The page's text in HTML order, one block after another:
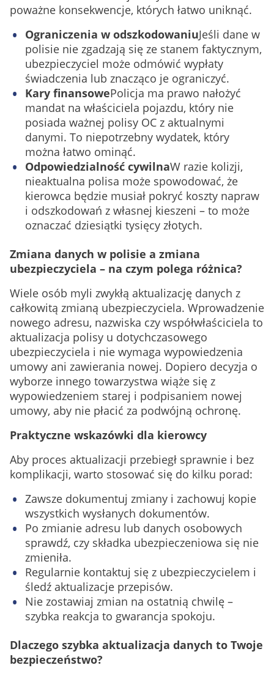
poważne konsekwencje, których łatwo uniknąć.
Ograniczenia w odszkodowaniuJeśli dane w
polisie nie zgadzają się ze stanem faktycznym,
ubezpieczyciel może odmówić wypłaty
świadczenia lub znacząco je ograniczyć.
Kary finansowePolicja ma prawo nałożyć
mandat na właściciela pojazdu, który nie
posiada ważnej polisy OC z aktualnymi
danymi. To niepotrzebny wydatek, który
można łatwo ominąć.
Odpowiedzialność cywilnaW razie kolizji,
nieaktualna polisa może spowodować, że
kierowca będzie musiał pokryć koszty napraw
i odszkodowań z własnej kieszeni – to może
oznaczać dziesiątki tysięcy złotych.
Zmiana danych w polisie a zmiana
ubezpieczyciela – na czym polega różnica?
Wiele osób myli zwykłą aktualizację danych z
całkowitą zmianą ubezpieczyciela. Wprowadzenie
nowego adresu, nazwiska czy współwłaściciela to
aktualizacja polisy u dotychczasowego
ubezpieczyciela i nie wymaga wypowiedzenia
umowy ani zawierania nowej. Dopiero decyzja o
wyborze innego towarzystwa wiąże się z
wypowiedzeniem starej i podpisaniem nowej
umowy, aby nie płacić za podwójną ochronę.
Praktyczne wskazówki dla kierowcy
Aby proces aktualizacji przebiegł sprawnie i bez
komplikacji, warto stosować się do kilku porad:
Zawsze dokumentuj zmiany i zachowuj kopie
wszystkich wysłanych dokumentów.
Po zmianie adresu lub danych osobowych
sprawdź, czy składka ubezpieczeniowa się nie
zmieniła.
Regularnie kontaktuj się z ubezpieczycielem i
śledź aktualizacje przepisów.
Nie zostawiaj zmian na ostatnią chwilę –
szybka reakcja to gwarancja spokoju.
Dlaczego szybka aktualizacja danych to Twoje
bezpieczeństwo?